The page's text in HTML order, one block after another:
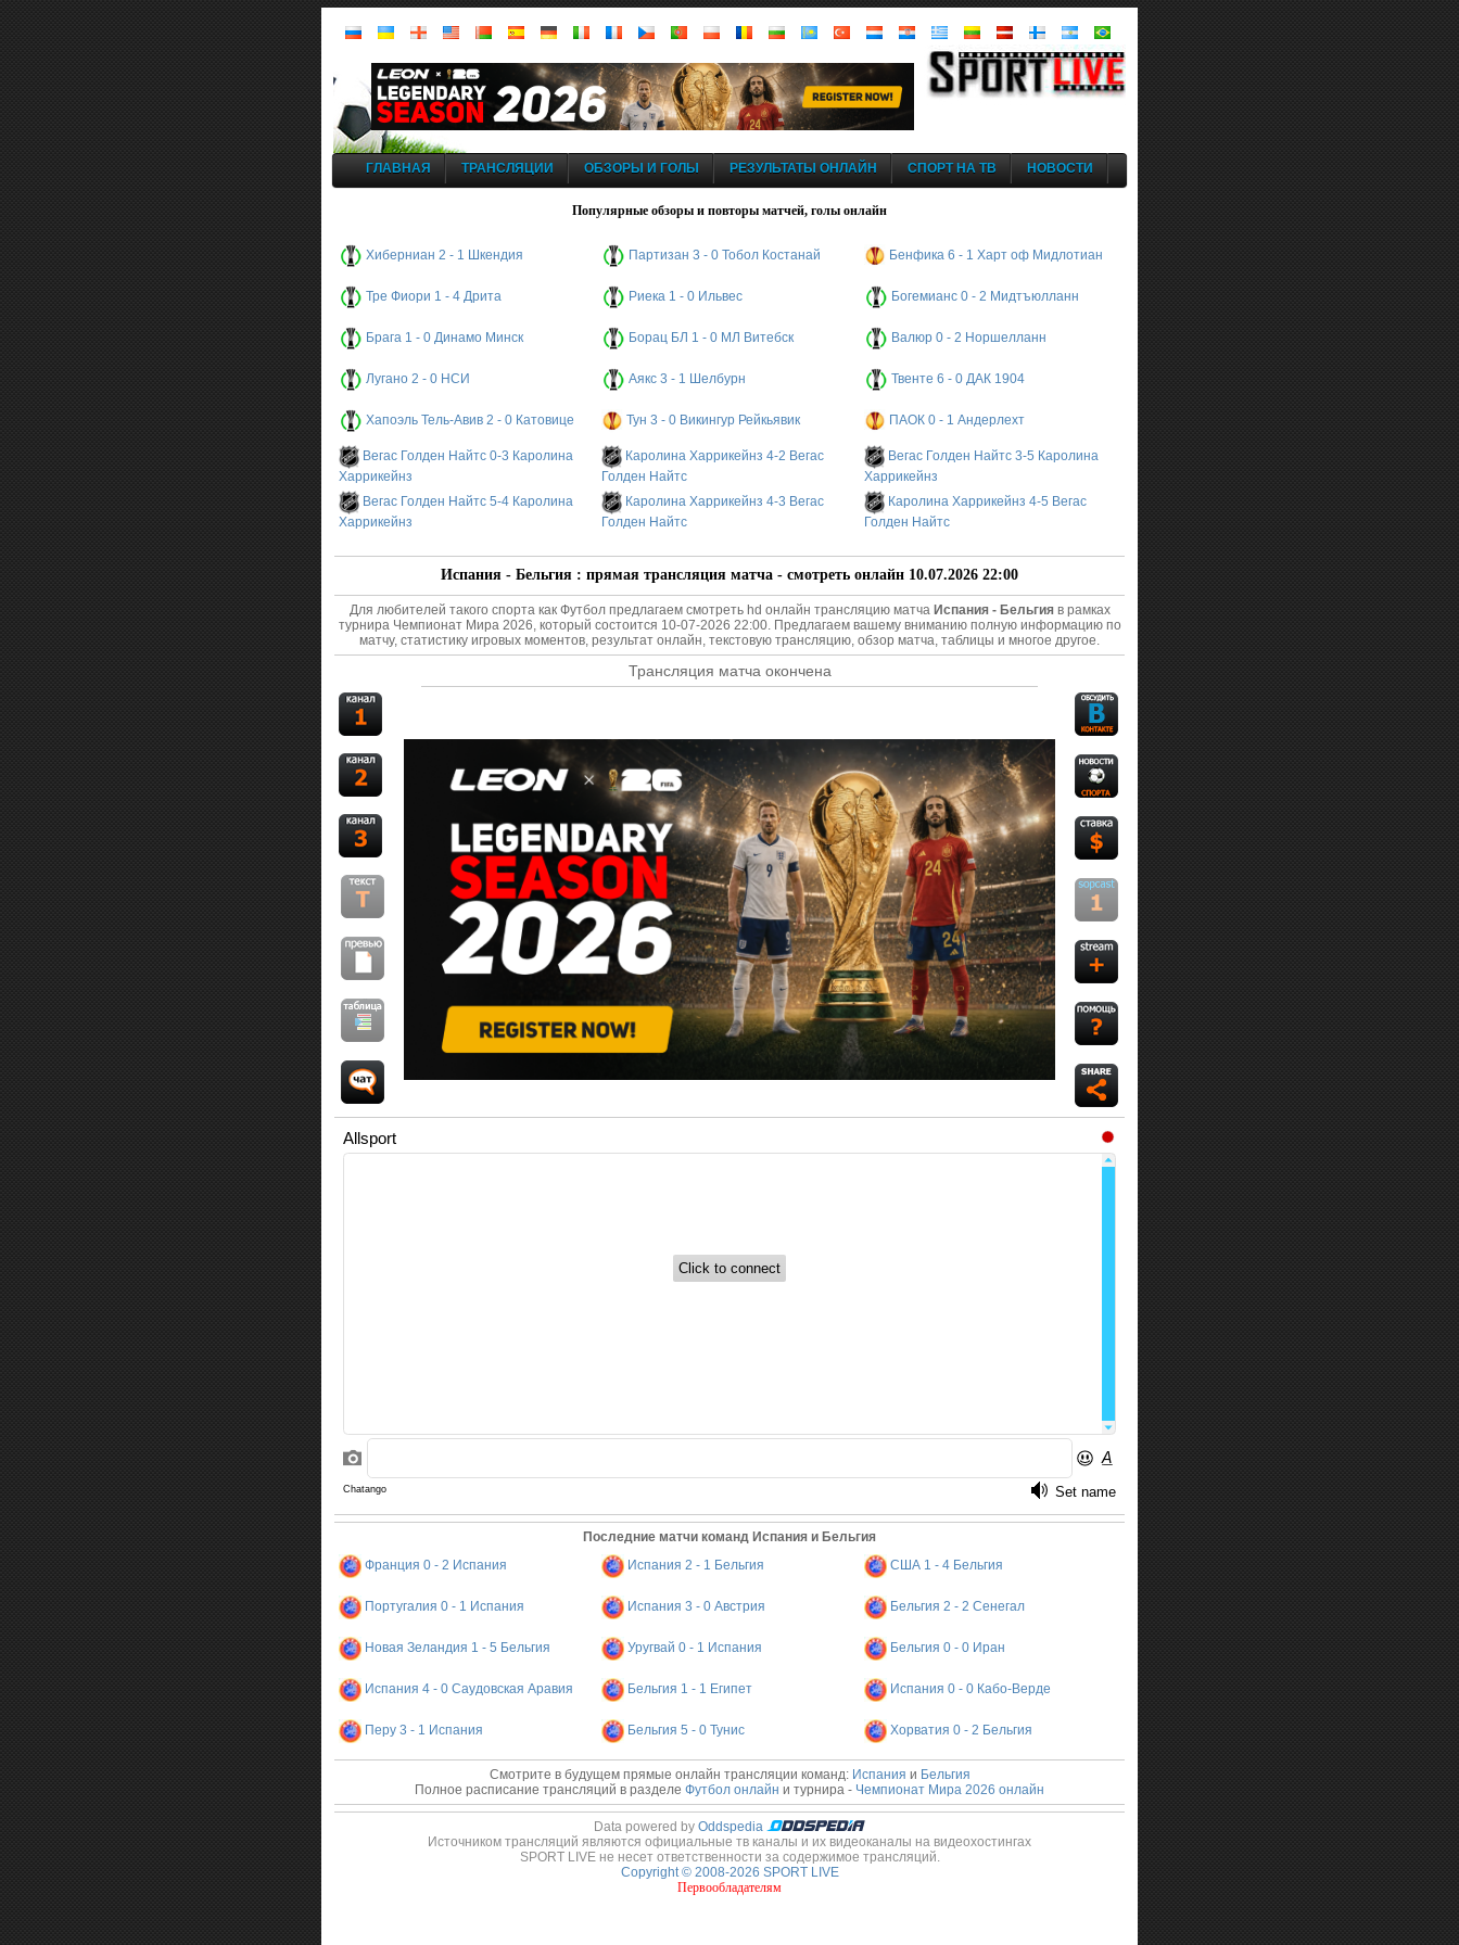
ГЛАВНАЯ ТРАНСЛЯЦИИ ОБЗОРЫ И ГОЛЫ РЕЗУЛЬТАТЫ ОНЛАЙН СПОРТ НА ТВ НОВОСТИ
Популярные обзоры и повторы матчей, голы онлайн
Хиберниан 2 - 1 Шкендия Партизан 3 - 0 Тобол Костанай Бенфика 6 - 1 Харт оф Мидлотиан
Тре Фиори 1 - 4 Дрита Риека 1 - 0 Ильвес Богемианс 0 - 2 Мидтъюлланн
Брага 1 - 0 Динамо Минск Борац БЛ 1 - 0 МЛ Витебск Валюр 0 - 2 Норшелланн
Лугано 2 - 0 НСИ Аякс 3 - 1 Шелбурн Твенте 6 - 0 ДАК 1904
Хапоэль Тель-Авив 2 - 0 Катовице Тун 3 - 0 Викингур Рейкьявик ПАОК 0 - 1 Андерлехт
Вегас Голден Найтс 0-3 Каролина
Харрикейнз
Каролина Харрикейнз 4-2 Вегас
Голден Найтс
Вегас Голден Найтс 3-5 Каролина
Харрикейнз
Вегас Голден Найтс 5-4 Каролина
Харрикейнз
Каролина Харрикейнз 4-3 Вегас
Голден Найтс
Каролина Харрикейнз 4-5 Вегас
Голден Найтс
Испания - Бельгия : прямая трансляция матча - смотреть онлайн 10.07.2026 22:00
Для любителей такого спорта как Футбол предлагаем смотреть hd онлайн трансляцию матча Испания - Бельгияв рамках
турнира Чемпионат Мира 2026, который состоится 10-07-2026 22:00. Предлагаем вашему вниманию полную информацию по
матчу, статистику игровых моментов, результат онлайн, текстовую трансляцию, обзор матча, таблицы и многое другое.
Трансляция матча окончена
Последние матчи команд Испания и Бельгия
Франция 0 - 2 Испания
Испания 2 - 1 Бельгия США 1 - 4 Бельгия
Португалия 0 - 1 Испания Испания 3 - 0 Австрия Бельгия 2 - 2 Сенегал
Новая Зеландия 1 - 5 Бельгия Уругвай 0 - 1 Испания Бельгия 0 - 0 Иран
Испания 4 - 0 Саудовская Аравия Бельгия 1 - 1 Египет Испания 0 - 0 Кабо-Верде
Перу 3 - 1 Испания Бельгия 5 - 0 Тунис Хорватия 0 - 2 Бельгия
Смотрите в будущем прямые онлайн трансляции команд: Испания и Бельгия
Полное расписание трансляций в разделе Футбол онлайн и турнира - Чемпионат Мира 2026 онлайн
Data powered byOddspedia
Источником трансляций являются официальные тв каналы и их видеоканалы на видеохостингах
SPORT LIVE не несет ответственности за содержимое трансляций.
Copyright © 2008-2026 SPORT LIVE
Первообладателям